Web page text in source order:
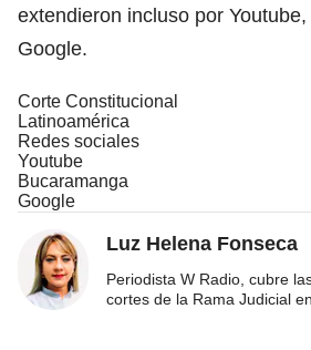
extendieron incluso por
Google.
Corte Constitucional
Latinoamérica
Redes sociales
Youtube
Bucaramanga
Google
Luz Helena Fonseca
Periodista W Radio, cubre
cortes de la Rama Judicial